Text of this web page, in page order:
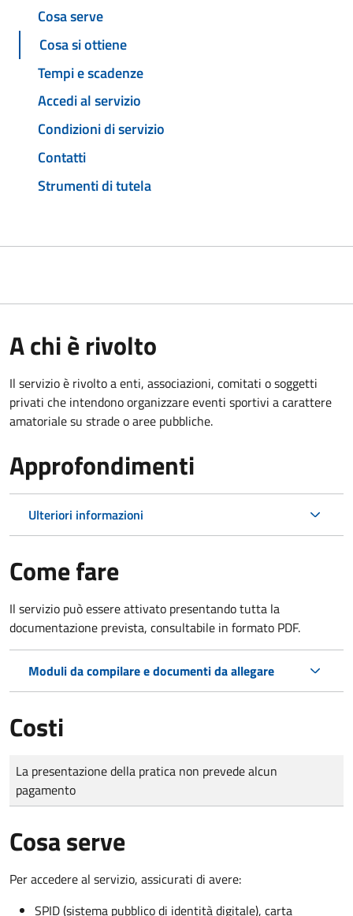
Cosa serve
Cosa si ottiene
Tempi e scadenze
Accedi al servizio
Condizioni di servizio
Contatti
Strumenti di tutela
A chi è rivolto
Il servizio è rivolto a enti, associazioni, comitati o soggetti
privati che intendono organizzare eventi sportivi a carattere
amatoriale su strade o aree pubbliche.
Approfondimenti
Ulteriori informazioni
Come fare
Il servizio può essere attivato presentando tutta la
documentazione prevista, consultabile in formato PDF.
Moduli da compilare e documenti da allegare
Costi
Tipo di pagamento
Importo
La presentazione della pratica non prevede alcun
pagamento
Cosa serve
Per accedere al servizio, assicurati di avere:
SPID (sistema pubblico di identità digitale), carta